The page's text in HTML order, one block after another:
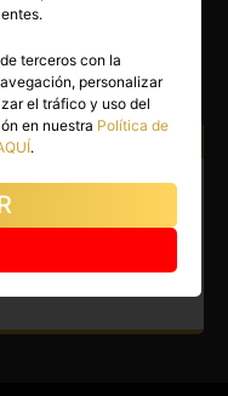
(1)
capital.
clase y
Nervión.
terceros con la
personalizar
el tráfico y uso del
en nuestra Política de
.